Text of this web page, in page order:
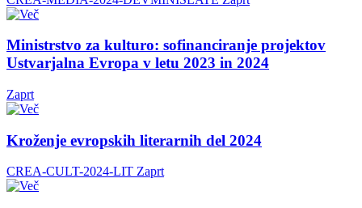
Ministrstvo za kulturo: sofinanciranje projektov
Ustvarjalna Evropa v letu 2023 in 2024
Zaprt
Kroženje evropskih literarnih del 2024
CREA-CULT-2024-LIT Zaprt